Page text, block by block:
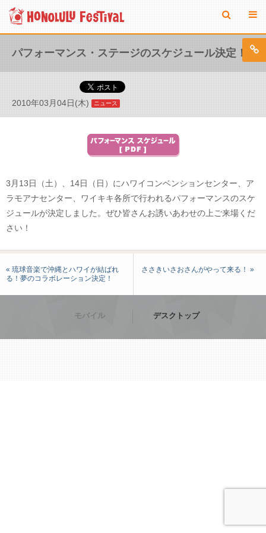
パフォーマンス・ステージのスケジュール決定！
2010年03月04日(木) ニュース
3月13日（土）、14日（日）にハワイコンベンションセンター、ア
ラモアナセンター、ワイキキ各所で行われるパフォーマンスのスケ
ジュールが決定しました。ぜひ皆さんお誘いあわせの上ご来場くだ
さい！
« 琉球音楽で沖縄とハワイが結ばれ
る！夢のコラボレーション決定！
ささきいさおさんがやって来る！ »
モバイル デスクトップ